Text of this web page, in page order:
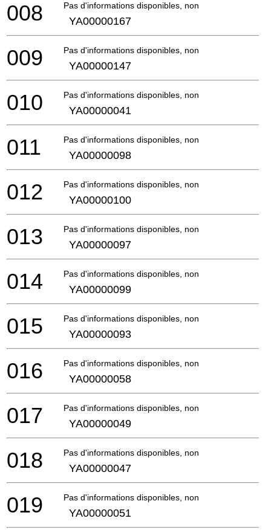
Pas d'informations disponibles, non commandable
008 YA00000167
Pas d'informations disponibles, non commandable
009 YA00000147
Pas d'informations disponibles, non commandable
010 YA00000041
Pas d'informations disponibles, non commandable
011 YA00000098
Pas d'informations disponibles, non commandable
012 YA00000100
Pas d'informations disponibles, non commandable
013 YA00000097
Pas d'informations disponibles, non commandable
014 YA00000099
Pas d'informations disponibles, non commandable
015 YA00000093
Pas d'informations disponibles, non commandable
016 YA00000058
Pas d'informations disponibles, non commandable
017 YA00000049
Pas d'informations disponibles, non commandable
018 YA00000047
Pas d'informations disponibles, non commandable
019 YA00000051